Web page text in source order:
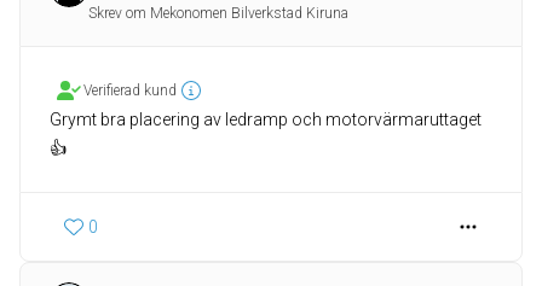
Skrev om Mekonomen Bilverkstad Kiruna
Verifierad kund
Grymt bra placering av ledramp och motorvärmaruttaget
👍
0